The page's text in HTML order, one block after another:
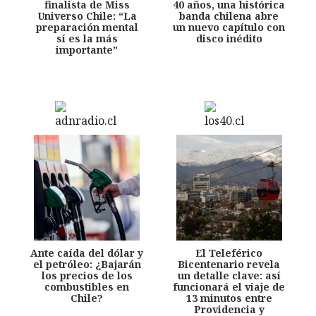
finalista de Miss
Universo Chile: “La
preparación mental
sí es la más
importante”
40 años, una histórica
banda chilena abre
un nuevo capítulo con
disco inédito
Ante caída del dólar y
el petróleo: ¿Bajarán
los precios de los
combustibles en
Chile?
El Teleférico
Bicentenario revela
un detalle clave: así
funcionará el viaje de
13 minutos entre
Providencia y